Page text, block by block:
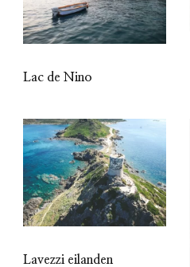
Lac de Nino
Lavezzi eilanden